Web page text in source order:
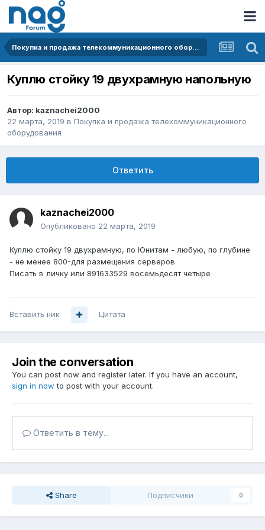
Покупка и продажа телекоммуникационного оборудования
Куплю стойку 19 двухрамную напольную
Автор: kaznachei2000
22 марта, 2019 в Покупка и продажа телекоммуникационного
оборудования
Ответить
kaznachei2000
Опубликовано 22 марта, 2019
Куплю стойку 19 двухрамную, по Юнитам - любую, по глубине
- не менее 800-для размещения серверов
Писать в личку или 891633529 восемьдесят четыре
Вставить ник Цитата
Join the conversation
You can post now and register later. If you have an account,
sign in now to post with your account.
Ответить в тему...
Share Подписчики 0